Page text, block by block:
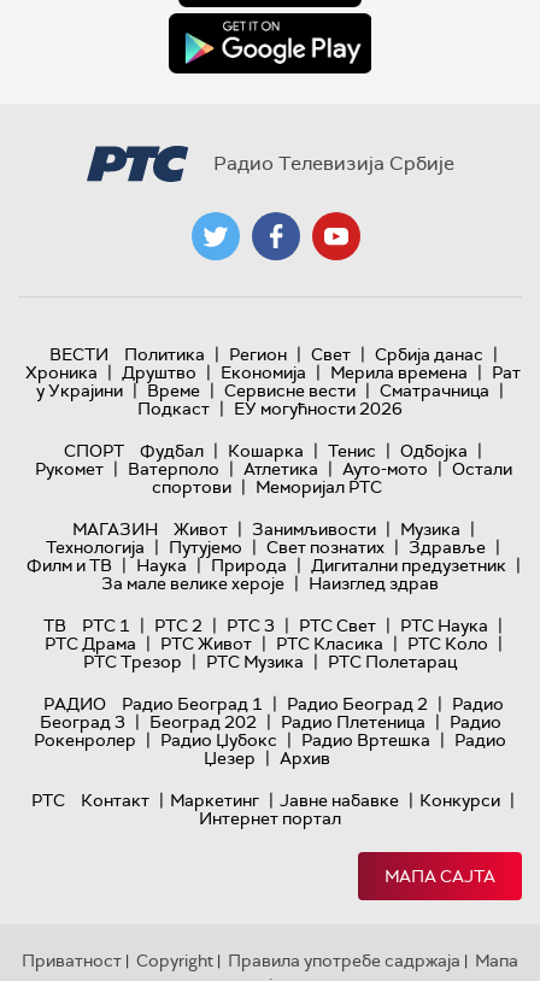
Радио Телевизија Србије
ВЕСТИ Политика | Регион | Свет | Србија данас |
Хроника | Друштво | Економија | Мерила времена | Рат
у Украјини | Време | Сервисне вести | Сматрачница |
Подкаст | ЕУ могућности 2026
СПОРТ
Фудбал | Кошарка | Тенис | Одбојка |
Рукомет | Ватерполо | Атлетика | Ауто-мото | Остали
спортови | Меморијал РТС
МАГАЗИН
Живот | Занимљивости | Музика |
Технологијa | Путујемо | Свет познатих | Здравље |
Филм и ТВ | Наука | Природа | Дигитални предузетник |
За мале велике хероје | Наизглед здрав
ТВ
РТС 1 | РТС 2 | РТС 3 | РТС Свет | РТС Наука |
РТС Драма | РТС Живот | РТС Класика | РТС Коло |
РТС Трезор | РТС Музика | РТС Полетарац
РАДИО
Радио Београд 1 | Радио Београд 2 | Радио
Београд 3 | Београд 202 | Радио Плетеница | Радио
Рокенролер | Радио Џубокс | Радио Вртешка | Радио
Џезер | Архив
РТС
Контакт | Маркетинг | Јавне набавке | Конкурси |
Интернет портал
МАПА САЈТА
Приватност | Copyright | Правила употребе садржаја | Мапа